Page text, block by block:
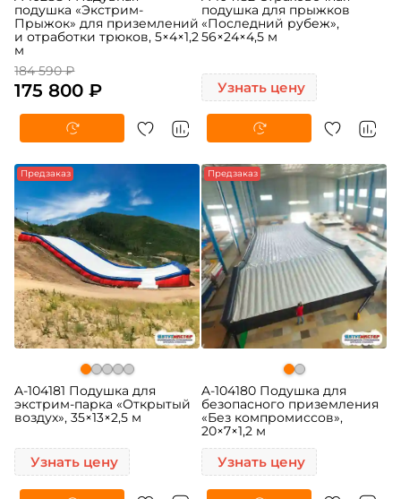
подушка «Экстрим-
Прыжок» для приземлений
и отработки трюков, 5×4×1,2
м
184 590 ₽
175 800 ₽
подушка для прыжков
«Последний рубеж»,
56×24×4,5 м
Узнать цену
Предзаказ
A-104181 Подушка для
экстрим-парка «Открытый
воздух», 35×13×2,5 м
Узнать цену
Предзаказ
A-104180 Подушка для
безопасного приземления
«Без компромиссов»,
20×7×1,2 м
Узнать цену